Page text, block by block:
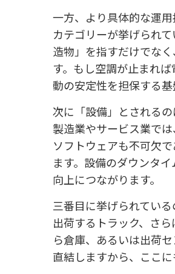
一方、より具体的な運
カテゴリーが挙げられ
造物」を指すだけでな
す。もし空調が止まれ
動の安定性を担保する基
次に「設備」とされる
製造業やサービス業で
ソフトウェアも不可欠
ます。設備のダウンタ
向上につながります。
三番目に挙げられてい
出荷するトラック、さ
ら倉庫、あるいは出荷
直結しますから、ここ